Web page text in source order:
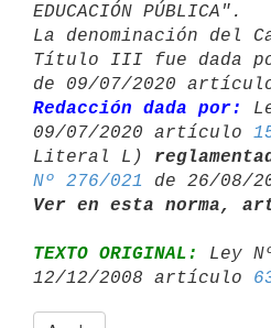
EDUCACIÓN PÚBLICA".
La denominación del
Título III fue dada
Redacción dada por:
09/07/2020 artículo
Literal L)
Nº 276/021
Ver en esta norma,
TEXTO ORIGINAL:
Ley
12/12/2008 artículo